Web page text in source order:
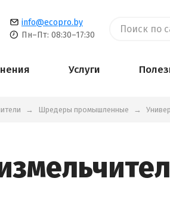
info@ecopro.by
Пн–Пт: 08:30–17:30
Услуги
Шредеры промышленные